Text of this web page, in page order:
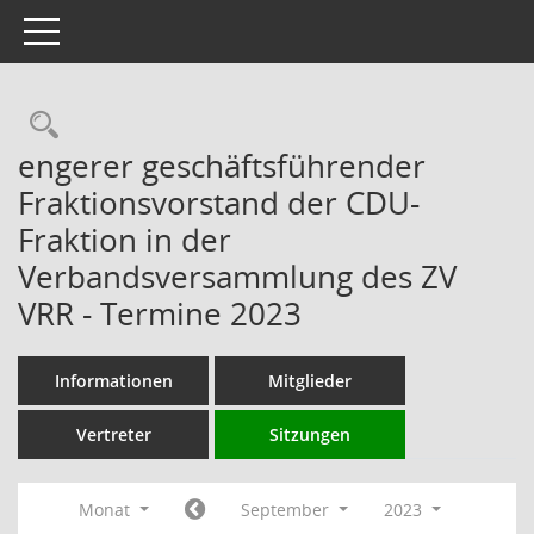
Toggle navigation
Rechercheauswahl
engerer geschäftsführender
Fraktionsvorstand der CDU-
Fraktion in der
Verbandsversammlung des ZV
VRR - Termine 2023
Informationen Mitglieder
Vertreter Sitzungen
Monat September
2023